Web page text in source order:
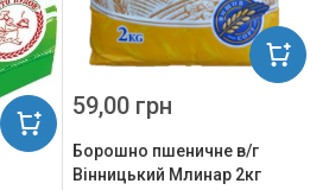
Борошно пшеничне в/г
Вінницький Млинар 2кг
59,00 грн